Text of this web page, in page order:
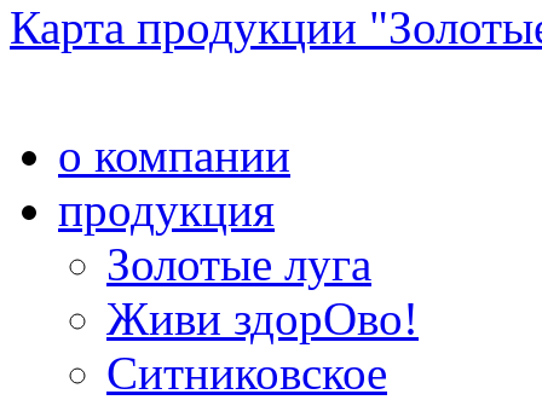
Карта продукции
о компании
продукция
Золотые луга
Живи здорОво!
Ситниковское